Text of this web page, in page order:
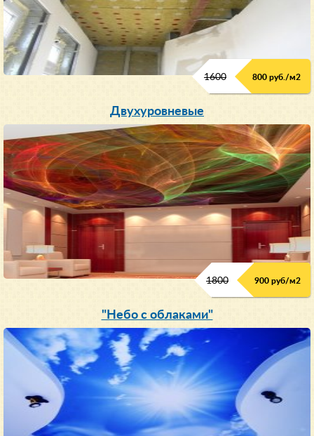
1600 800 руб./м2
Двухуровневые
1800 900 руб/м2
"Небо с облаками"